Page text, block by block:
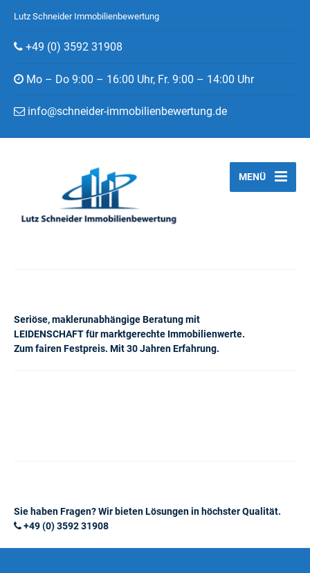
Lutz Schneider Immobilienbewertung
+49 (0) 3592 31908
Mo – Do 9:00 – 16:00 Uhr, Fr. 9:00 – 14:00 Uhr
info@schneider-immobilienbewertung.de
Seriöse, maklerunabhängige Beratung mit
LEIDENSCHAFT für marktgerechte Immobilienwerte.
Zum fairen Festpreis. Mit 30 Jahren Erfahrung.
MENÜ
Sie haben Fragen? Wir bieten Lösungen in höchster Qualität.
+49 (0) 3592 31908